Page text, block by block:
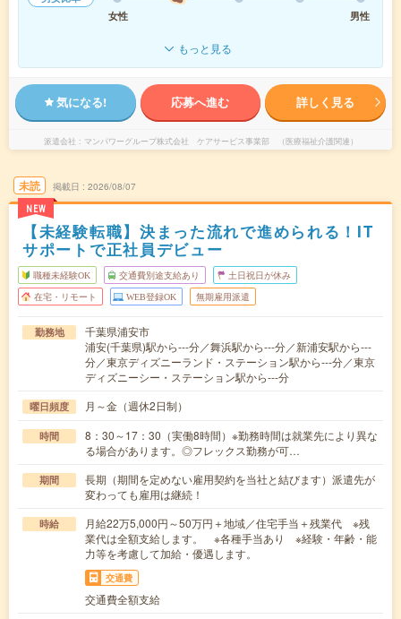
女性
男性
もっと見る
気になる! 応募へ進む 詳しく見る
派遣会社 マンパワーグループ株式会社 ケアサービス事業部 （医療福祉介護関連）
未読
NEW
掲載日 2026/08/07
【未経験転職】決まった流れで進められる！IT
サポートで正社員デビュー
職種未経験OK 交通費別途支給あり 土日祝日が休み
在宅・リモート WEB登録OK 無期雇用派遣
勤務地
千葉県浦安市
浦安(千葉県)駅から---分／舞浜駅から---分／新浦安駅から---
分／東京ディズニーランド・ステーション駅から---分／東京
ディズニーシー・ステーション駅から---分
曜日頻度 月～金（週休2日制）
時間
8：30～17：30（実働8時間）※勤務時間は就業先により異な
る場合があります。◎フレックス勤務が可…
期間
長期（期間を定めない雇用契約を当社と結びます）派遣先が
変わっても雇用は継続！
時給
月給22万5,000円～50万円＋地域／住宅手当＋残業代 ※残
業代は全額支給します。 ※各種手当あり ※経験・年齢・能
力等を考慮して加給・優遇します。
交通費
交通費全額支給